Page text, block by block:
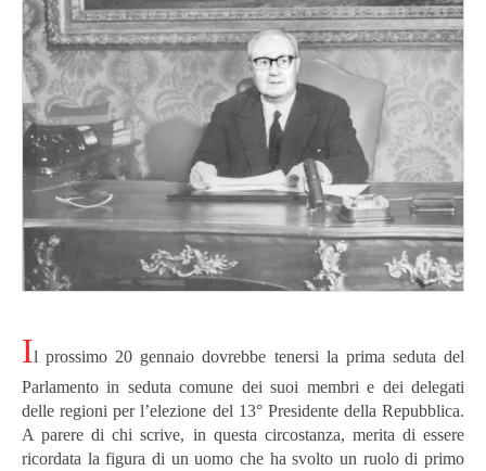
Il prossimo 20 gennaio dovrebbe tenersi la prima seduta del
Parlamento in seduta comune dei suoi membri e dei delegati
delle regioni per l’elezione del 13° Presidente della Repubblica.
A parere di chi scrive, in questa circostanza, merita di essere
ricordata la figura di un uomo che ha svolto un ruolo di primo